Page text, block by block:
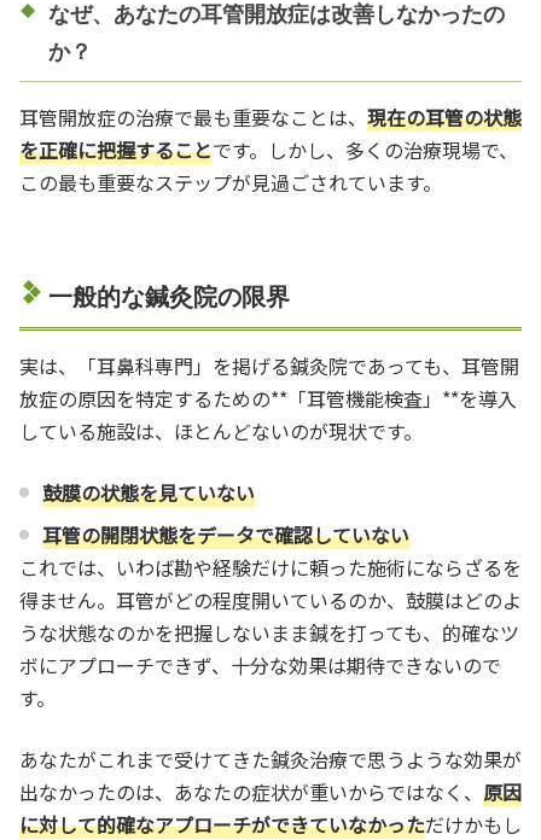
なぜ、あなたの耳管開放症は改善しなかったの
か？
耳管開放症の治療で最も重要なことは、 現在の耳管の状態
を正確に把握することです。しかし、多くの治療現場で、
この最も重要なステップが見過ごされています。
一般的な鍼灸院の限界
実は、「耳鼻科専門」を掲げる鍼灸院であっても、耳管開
放症の原因を特定するための**「耳管機能検査」**を導入
している施設は、ほとんどないのが現状です。
鼓膜の状態を見ていない
耳管の開閉状態をデータで確認していない
これでは、いわば勘や経験だけに頼った施術にならざるを
得ません。耳管がどの程度開いているのか、鼓膜はどのよ
うな状態なのかを把握しないまま鍼を打っても、的確なツ
ボにアプローチできず、十分な効果は期待できないので
す。
あなたがこれまで受けてきた鍼灸治療で思うような効果が
出なかったのは、あなたの症状が重いからではなく、 原因
に対して的確なアプローチができていなかっただけかもし